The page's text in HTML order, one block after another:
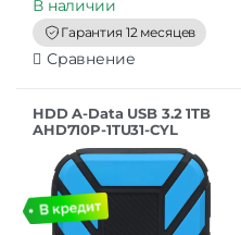
o
f
5
В наличии
Гарантия 12 месяцев
Сравнение
HDD A-Data USB 3.2 1TB
AHD710P-1TU31-CYL
HD710Pro DashDrive
Durable 2.5″ синий